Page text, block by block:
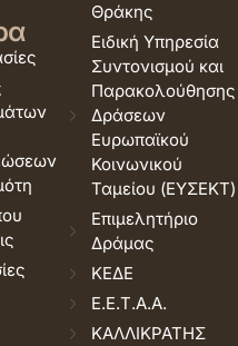
Θράκης
Ειδική Υπηρεσία
Συντονισμού και
Παρακολούθησης
Δράσεων
Ευρωπαϊκού
Κοινωνικού
Ταμείου (ΕΥΣΕΚΤ)
Επιμελητήριο
Δράμας
ΚΕΔΕ
Ε.Ε.Τ.Α.Α.
ΚΑΛΛΙΚΡΑΤΗΣ